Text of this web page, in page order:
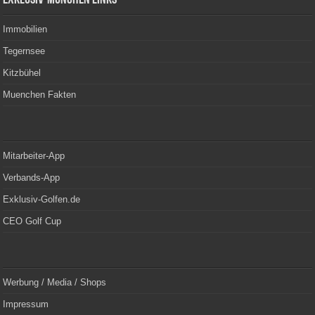
Immobilien
Tegernsee
Kitzbühel
Muenchen Fakten
Mitarbeiter-App
Verbands-App
Exklusiv-Golfen.de
CEO Golf Cup
Werbung / Media / Shops
Impressum